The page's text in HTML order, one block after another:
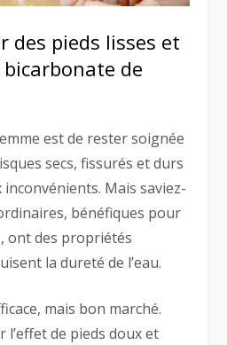
des pieds lisses et
de
est de rester soignée
secs, fissurés et durs
Mais saviez-
bénéfiques pour
ont des propriétés
la dureté de l’eau.
mais bon marché.
de pieds doux et